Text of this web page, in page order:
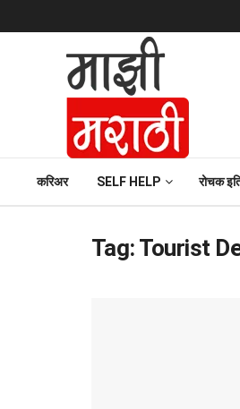
करिअर SELF HELP रोचक
Tag: Tourist